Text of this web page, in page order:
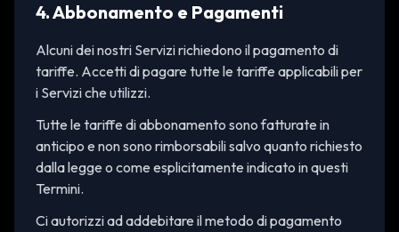
4. Abbonamento e Pagamenti
Alcuni dei nostri Servizi richiedono il pagamento di
tariffe. Accetti di pagare tutte le tariffe applicabili per
i Servizi che utilizzi.
Tutte le tariffe di abbonamento sono fatturate in
anticipo e non sono rimborsabili salvo quanto richiesto
dalla legge o come esplicitamente indicato in questi
Termini.
Ci autorizzi ad addebitare il metodo di pagamento